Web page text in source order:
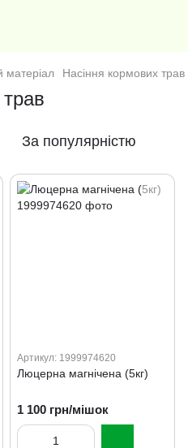
матеріал Насіння кормових трав
За популярністю
Артикул: 1999974620
Люцерна магнічена (5кг)
1 100 грн/мішок